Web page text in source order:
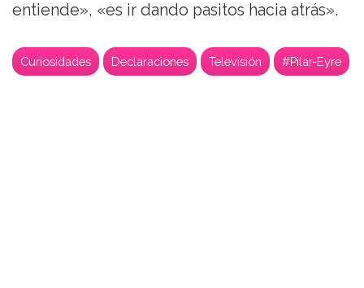
entiende», «es ir dando pasitos hacia atrás».
Curiosidades Declaraciones Televisión #Pilar-Eyre